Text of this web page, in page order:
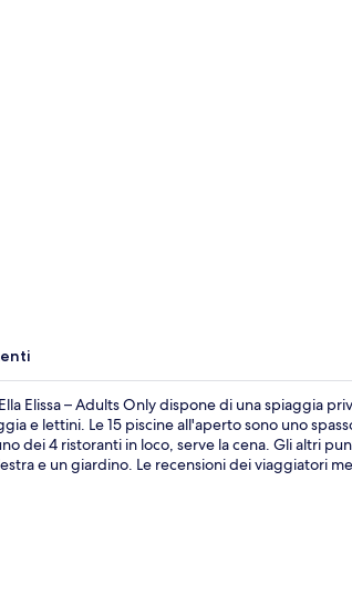
Elissa – Adults Only dispone di una spiaggia
e lettini. Le 15 piscine all'aperto sono uno
dei 4 ristoranti in loco, serve la cena. Gli altri
e un giardino. Le recensioni dei viaggiatori